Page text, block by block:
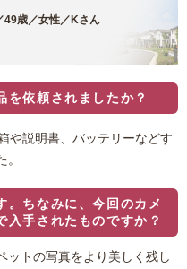
49歳／女性／Kさん
を依頼されましたか？
や説明書、バッテリーなどす
。ちなみに、今回のカメ
入手されたものですか？
ットの写真をより美しく残し